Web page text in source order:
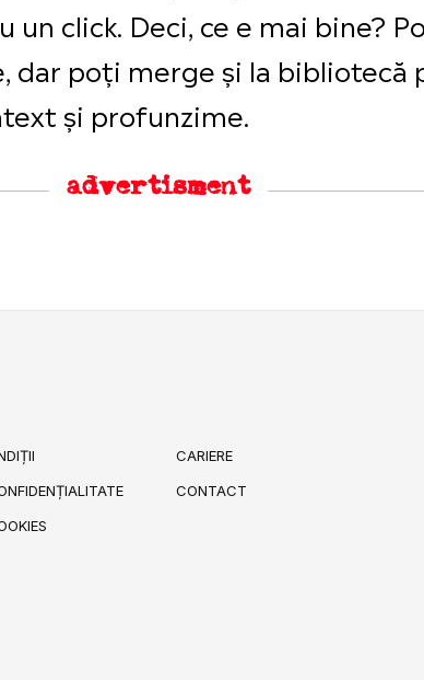
un click. Deci, ce e mai bine?
poți merge și la bibliotecă
și profunzime.
advertisment
CARIERE
CONTACT